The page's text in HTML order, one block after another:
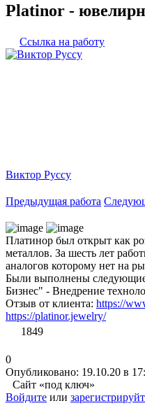
Platinor -
Ссылка на работу
Виктор Руссу
Предыдущая работа
Платинор был открыт как
металлов. За шесть лет
аналогов которому нет на
Были выполнены следующие
Бизнес" - Внедрение
Отзыв от клиента: https://
https://platinor.jewelry/
1849
0
Опубликовано: 19.10.20 в
Сайт «под ключ»
Войдите или